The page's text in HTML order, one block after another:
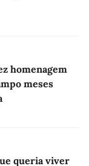
homenagem
meses
queria viver